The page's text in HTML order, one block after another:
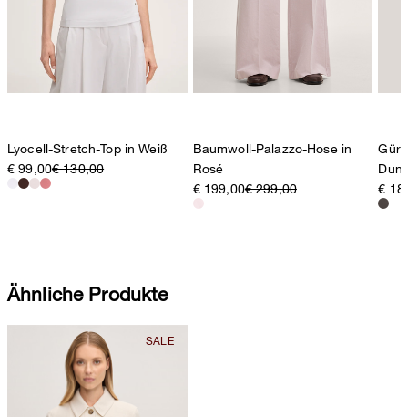
Lyocell-Stretch-Top in Weiß
€ 99,00€ 130,00
Baumwoll-Palazzo-Hose in
Rosé
€ 199,00€ 299,00
€
Ähnliche Produkte